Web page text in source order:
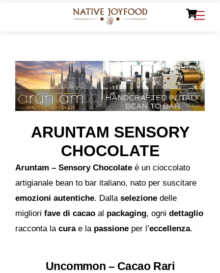
ARUNTAM SENSORY
CHOCOLATE
Aruntam – Sensory Chocolate è un cioccolato
artigianale bean to bar italiano, nato per suscitare
emozioni autentiche. Dallaselezione delle
migliorifave di cacao al packaging, ognidettaglio
racconta lacurae la passione per l’eccellenza.
Uncommon – Cacao Rari